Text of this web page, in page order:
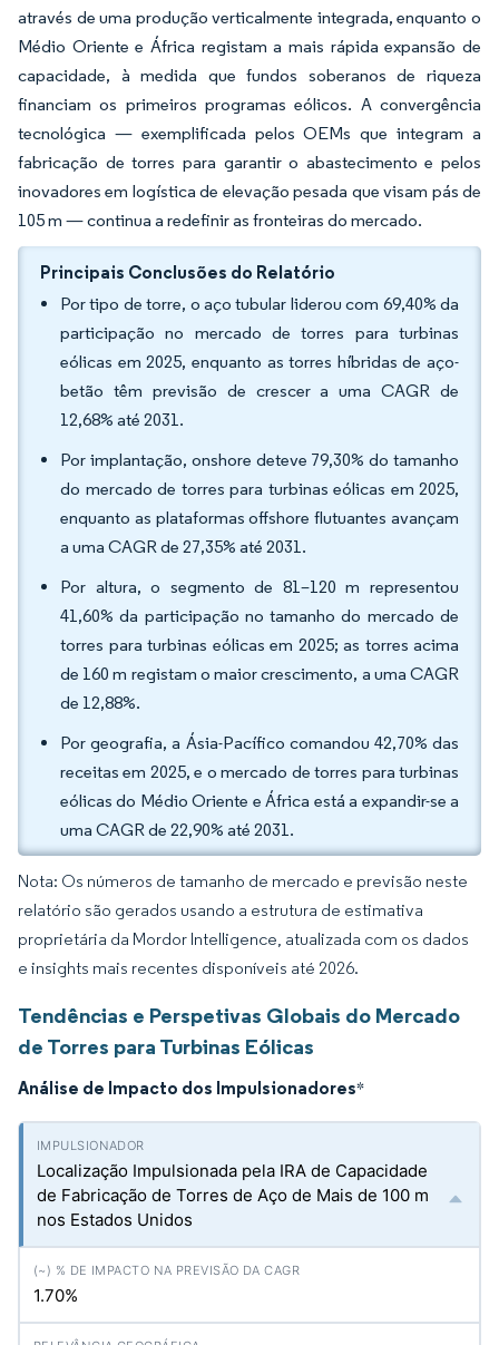
através de uma produção verticalmente integrada, enquanto o
Médio Oriente e África registam a mais rápida expansão de
capacidade, à medida que fundos soberanos de riqueza
financiam os primeiros programas eólicos. A convergência
tecnológica — exemplificada pelos OEMs que integram a
fabricação de torres para garantir o abastecimento e pelos
inovadores em logística de elevação pesada que visam pás de
105 m — continua a redefinir as fronteiras do mercado.
Principais Conclusões do Relatório
Por tipo de torre, o aço tubular liderou com 69,40% da
participação no mercado de torres para turbinas
eólicas em 2025, enquanto as torres híbridas de aço-
betão têm previsão de crescer a uma CAGR de
12,68% até 2031.
Por implantação, onshore deteve 79,30% do tamanho
do mercado de torres para turbinas eólicas em 2025,
enquanto as plataformas offshore flutuantes avançam
a uma CAGR de 27,35% até 2031.
Por altura, o segmento de 81–120 m representou
41,60% da participação no tamanho do mercado de
torres para turbinas eólicas em 2025; as torres acima
de 160 m registam o maior crescimento, a uma CAGR
de 12,88%.
Por geografia, a Ásia-Pacífico comandou 42,70% das
receitas em 2025, e o mercado de torres para turbinas
eólicas do Médio Oriente e África está a expandir-se a
uma CAGR de 22,90% até 2031.
Nota: Os números de tamanho de mercado e previsão neste
relatório são gerados usando a estrutura de estimativa
proprietária da Mordor Intelligence, atualizada com os dados
e insights mais recentes disponíveis até 2026.
Tendências e Perspetivas Globais do Mercado
de Torres para Turbinas Eólicas
Análise de Impacto dos Impulsionadores*
Localização Impulsionada pela IRA de Capacidade
de Fabricação de Torres de Aço de Mais de 100 m
nos Estados Unidos
1.70%